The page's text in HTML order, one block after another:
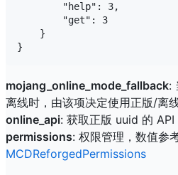
        "help": 3,
        "get": 3
    }
mojang_online_mode_fallback:
离线时，由该项决定使用正版/离
online_api: 获取正版 uuid 的 API
permissions: 权限管理，数值参
MCDReforgedPermissions